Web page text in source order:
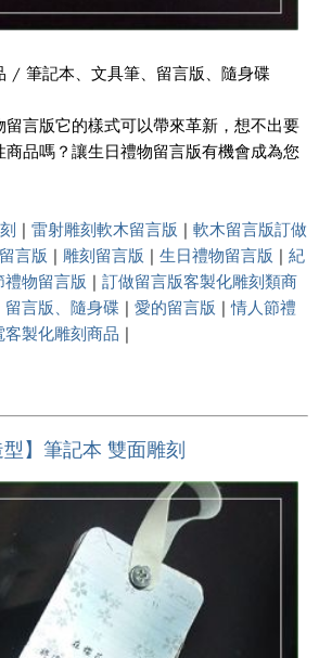
/ 筆記本、文具筆、留言版、隨身碟
言版它的樣式可以帶來革新，想不出要
品嗎？讓生日禮物留言版有機會成為您
| 雷射雕刻軟木留言版 | 軟木留言版訂做
言版 | 雕刻留言版 | 生日禮物留言版 | 紀
禮物留言版 | 訂做留言版客製化雕刻類商
言版、隨身碟 | 愛的留言版 |情人節禮
客製化雕刻商品 |
】筆記本 雙面雕刻